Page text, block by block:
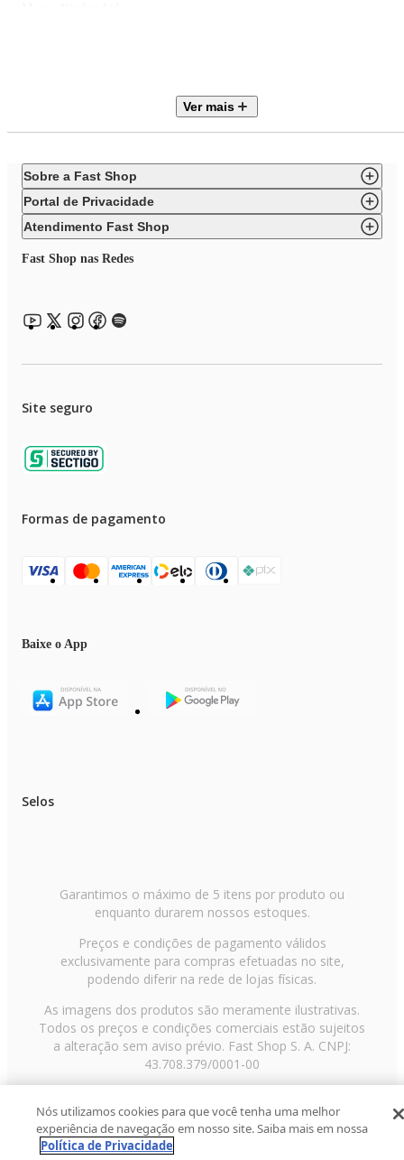
A KitchenAid é uma marca americana de eletrodomésticos e utensílios de
batedeiras, liquidificadores, torradeiras e produtos de preparação, são
vendidos em vários países e estão presentes em todos os continentes.
Ver mais
Sobre a Fast Shop
Portal de Privacidade
Atendimento Fast Shop
Fast Shop nas Redes
Site seguro
Formas de pagamento
Baixe o App
Selos
Garantimos o máximo de 5 itens por produto ou
enquanto durarem nossos estoques.
Preços e condições de pagamento válidos
exclusivamente para compras efetuadas no site,
podendo diferir na rede de lojas físicas.
As imagens dos produtos são meramente ilustrativas.
Todos os preços e condições comerciais estão sujeitos
a alteração sem aviso prévio. Fast Shop S. A. CNPJ:
43.708.379/0001-00
Paulo/SP, CEP 02029-001, Telefone: 11 3003-3728 ©
2013 Fast Shop - Todos os direitos reservadosRF
Nós utilizamos cookies para que você tenha uma melhor
experiência de navegação em nosso site. Saiba mais em nossa
Política de Privacidade